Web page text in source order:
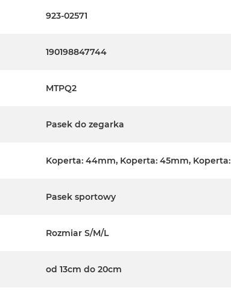
923-02571
190198847744
MTPQ2
Pasek do zegarka
Koperta: 44mm, Koperta: 45mm,
Pasek sportowy
Rozmiar S/M/L
od 13cm do 20cm